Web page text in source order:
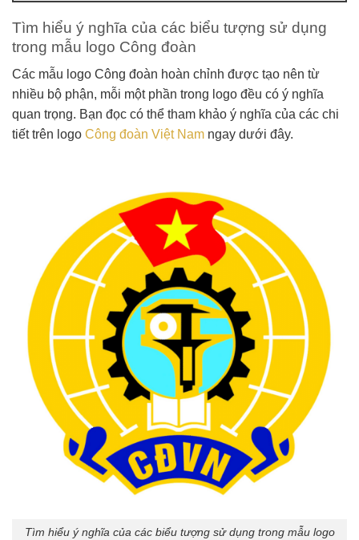
Tìm hiểu ý nghĩa của các biểu tượng sử dụng
trong mẫu logo Công đoàn
Các mẫu logo Công đoàn hoàn chỉnh được tạo nên từ
nhiều bộ phận, mỗi một phần trong logo đều có ý nghĩa
quan trọng. Bạn đọc có thể tham khảo ý nghĩa của các chi
tiết trên logo Công đoàn Việt Nam ngay dưới đây.
Tìm hiểu ý nghĩa của các biểu tượng sử dụng trong mẫu logo